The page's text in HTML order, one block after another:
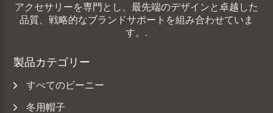
アクセサリーを専門とし、最先端のデザインと卓越した
品質、戦略的なブランドサポートを組み合わせていま
す。.
製品カテゴリー
すべてのビーニー
冬用帽子